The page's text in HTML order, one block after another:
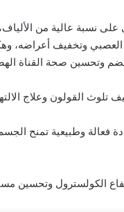
نسبة عالية من
العصبي وتخفيف أعراضه،
وتحسين صحة القناة
تلوث القولون وعلاج
فعالة وطبيعية تمنح
الكولسترول وتحسين